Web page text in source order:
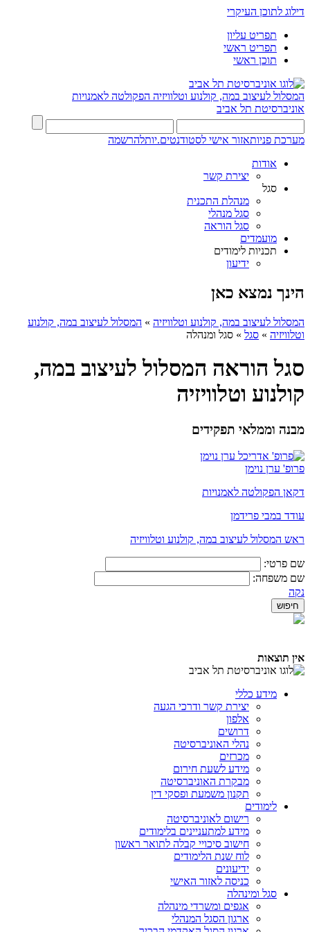
דילוג לתוכן העיקרי
תפריט עליון
תפריט ראשי
תוכן ראשי
המסלול לעיצוב במה, קולנוע וטלוויזיה הפקולטה לאמנויות
אוניברסיטת תל אביב
מערכת פניותאזור אישי לסטודנטים.יותלהרשמה
אודות
יצירת קשר
סגל
מנהלת התכנית
סגל מנהלי
סגל הוראה
מועמדים
תכניות לימודים
ידיעון
הינך נמצא כאן
המסלול לעיצוב במה, קולנוע וטלוויזיה » המסלול לעיצוב במה, קולנוע
וטלוויזיה » סגל » סגל ומנהלה
סגל הוראה המסלול לעיצוב במה,
קולנוע וטלוויזיה
מבנה וממלאי תפקידים
פרופ' ערן נוימן
דקאן הפקולטה לאמנויות
עודד במבי פרידמן
ראש המסלול לעיצוב במה, קולנוע וטלוויזיה
שם פרטי:
שם משפחה:
נקה
אין תוצאות
מידע כללי
יצירת קשר ודרכי הגעה
אלפון
דרושים
נהלי האוניברסיטה
מכרזים
מידע לשעת חירום
מבקרת האוניברסיטה
תקנון משמעת ופסקי דין
לימודים
רישום לאוניברסיטה
מידע למתעניינים בלימודים
חישוב סיכויי קבלה לתואר ראשון
לוח שנת הלימודים
ידיעונים
כניסה לאזור האישי
סגל ומינהלה
אגפים ומשרדי מינהלה
ארגון הסגל המנהלי